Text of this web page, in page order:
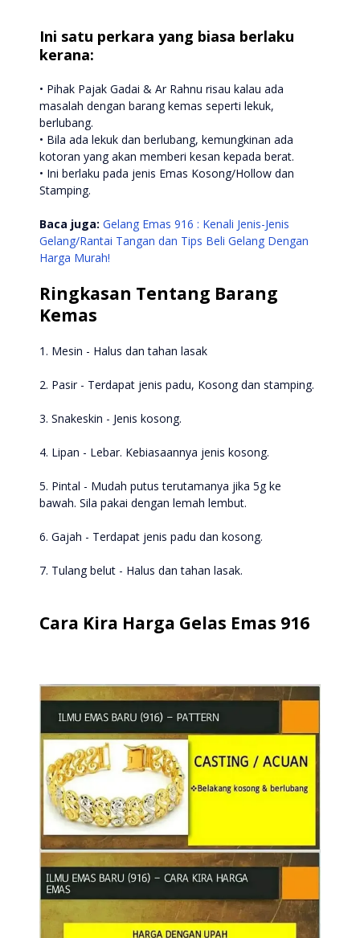
Ini satu perkara yang biasa berlaku
kerana:
• Pihak Pajak Gadai & Ar Rahnu risau kalau ada
masalah dengan barang kemas seperti lekuk,
berlubang.
• Bila ada lekuk dan berlubang, kemungkinan ada
kotoran yang akan memberi kesan kepada berat.
• Ini berlaku pada jenis Emas Kosong/Hollow dan
Stamping.
Baca juga: Gelang Emas 916 : Kenali Jenis-Jenis
Gelang/Rantai Tangan dan Tips Beli Gelang Dengan
Harga Murah!
Ringkasan Tentang Barang
Kemas
1. Mesin - Halus dan tahan lasak
2. Pasir - Terdapat jenis padu, Kosong dan stamping.
3. Snakeskin - Jenis kosong.
4. Lipan - Lebar. Kebiasaannya jenis kosong.
5. Pintal - Mudah putus terutamanya jika 5g ke
bawah. Sila pakai dengan lemah lembut.
6. Gajah - Terdapat jenis padu dan kosong.
7. Tulang belut - Halus dan tahan lasak.
Cara Kira Harga Gelas Emas 916